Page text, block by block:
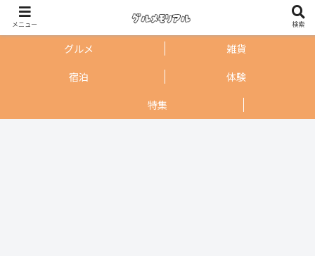
グルメ
雑貨
宿泊
体験
特集
メニュー 検索